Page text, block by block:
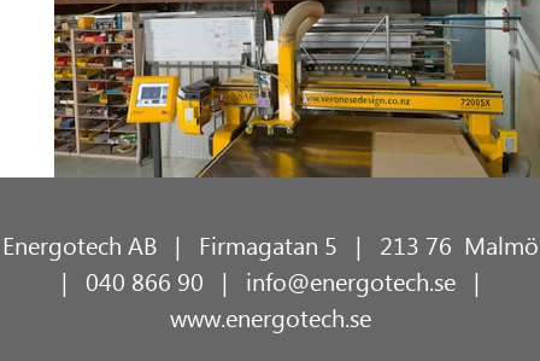
Energotech AB | Firmagatan 5 | 213 76 Malmö
| 040 866 90 | info@energotech.se|
www.energotech.se